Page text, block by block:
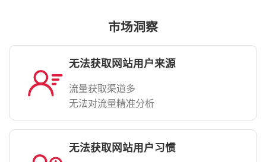
市场洞察
无法获取网站用户来源
流量获取渠道多
无法对流量精准分析
无法获取网站用户习惯